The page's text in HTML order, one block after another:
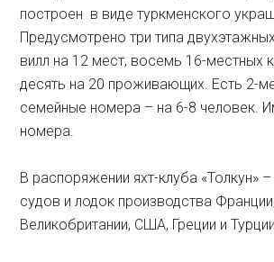
построен в виде туркменского
Предусмотрено три типа
вилл на 12 мест, восемь 16-местных
десять на 20 проживающих. Есть 2-
семейные номера – на 6-8 человек.
номера.
В распоряжении яхт-клуба «Толкун»
судов и лодок производства Франции,
Великобритании, США, Греции и